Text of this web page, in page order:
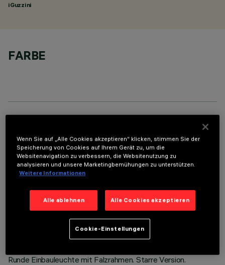
iGuzzini
FARBE
TECHNISCHE DATEN
Runde Einbauleuchte mit Falzrahmen. Starre Version.
Wenn Sie auf „Alle Cookies akzeptieren“ klicken, stimmen Sie der
Speicherung von Cookies auf Ihrem Gerät zu, um die
Websitenavigation zu verbessern, die Websitenutzung zu
analysieren und unsere Marketingbemühungen zu unterstützen.
Weitere Informationen
Alle ablehnen Alle Cookies akzeptieren
Cookie-Einstellungen